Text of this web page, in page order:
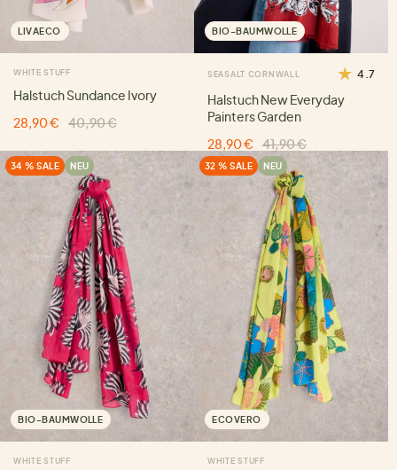
LIVAECO
WHITE STUFF
Halstuch Sundance Ivory
28,90 €
40,90 €
BIO-BAUMWOLLE
SEASALT CORNWALL 4.7
Halstuch New Everyday
Painters Garden
28,90 €
41,90 €
34 % SALE NEU
BIO-BAUMWOLLE
WHITE STUFF
32 % SALE NEU
ECOVERO
WHITE STUFF